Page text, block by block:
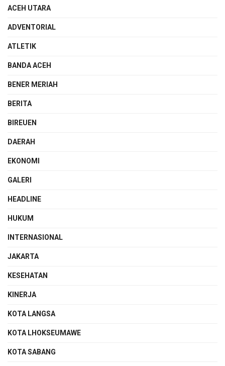
ACEH UTARA
ADVENTORIAL
ATLETIK
BANDA ACEH
BENER MERIAH
BERITA
BIREUEN
DAERAH
EKONOMI
GALERI
HEADLINE
HUKUM
INTERNASIONAL
JAKARTA
KESEHATAN
KINERJA
KOTA LANGSA
KOTA LHOKSEUMAWE
KOTA SABANG